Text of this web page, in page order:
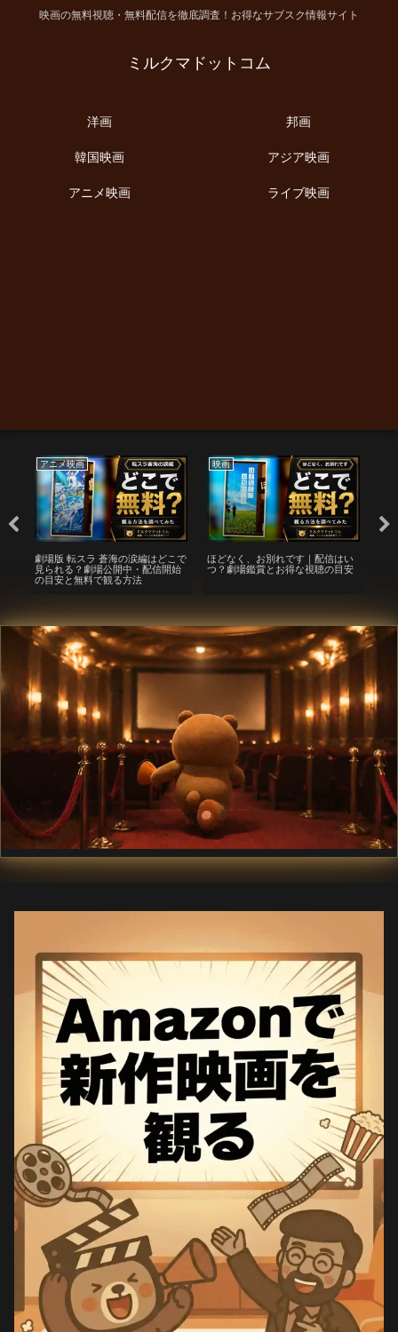
映画の無料視聴・無料配信を徹底調査！お得なサブスク情報サイト
ミルクマドットコム
洋画 邦画
韓国映画 アジア映画
アニメ映画 ライブ映画
アニメ映画
劇場版 転スラ 蒼海の涙編はどこで
見られる？劇場公開中・配信開始
の目安と無料で観る方法
映画
ほどなく、お別れです｜配信はい
つ？劇場鑑賞とお得な視聴の目安